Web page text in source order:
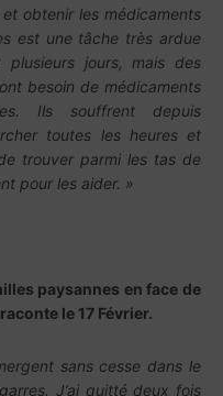
obtenir les médicaments
est une tâche très ardue
jours, mais des
besoin de médicaments
Ils souffrent depuis
toutes les heures et
trouver parmi les tas de
pour les aider. »
paysannes en face de
le 17 Février.
sans cesse dans le
J’ai quitté deux fois